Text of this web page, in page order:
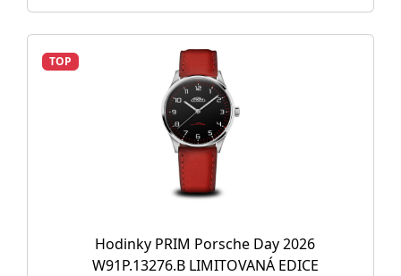
TOP
Hodinky PRIM Porsche Day 2026
W91P.13276.B LIMITOVANÁ EDICE